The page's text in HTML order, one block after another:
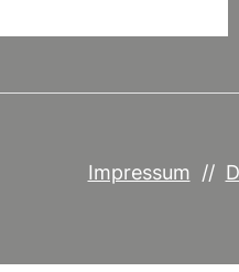
Impressum //